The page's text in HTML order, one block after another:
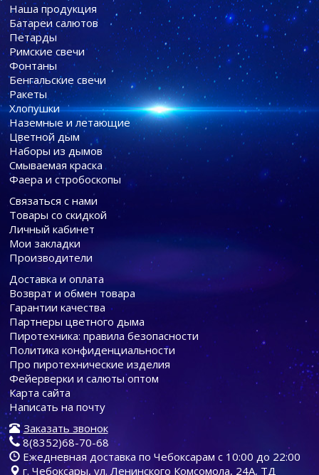
Наша продукция
Батареи cалютов
Петарды
Римские свечи
Фонтаны
Бенгальские свечи
Ракеты
Хлопушки
Наземные и летающие
Цветной дым
Наборы из дымов
Смываемая краска
Фаера и стробоскопы
Связаться с нами
Товары со скидкой
Личный кабинет
Мои закладки
Производители
Доставка и оплата
Возврат и обмен товара
Гарантии качества
Партнеры цветного дыма
Пиротехника: правила безопасности
Политика конфиденциальности
Про пиротехнические изделия
Фейерверки и салюты оптом
Карта сайта
Написать на почту
Заказать звонок
8(8352)68-70-68
Ежедневная доставка по Чебоксарам с 10:00 до 22:00
г. Чебоксары, ул. Ленинского Комсомола, 24А, ТД